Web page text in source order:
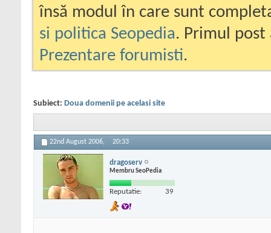
însă modul în care sunt
si politica Seopedia. Primul
Prezentare forumisti.
Subiect: Doua domenii pe acelasi site
22nd August 2006, 20:33
dragoserv
Membru SeoPedia
Reputatie: 39